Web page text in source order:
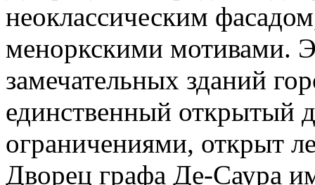
неоклассическим
меноркскими мотивами.
замечательных зданий
единственный открытый
ограничениями, открыт
Дворец графа Де-Саура